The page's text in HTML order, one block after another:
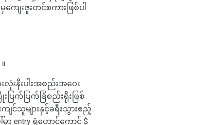
ျေးဇူးတင်စကားဖြစ်ပါ
လုံးနီးပါးအစည်းအဝေး
က်ပြက်ခြံစည်းရိုးဖြစ်
င်သူများနှင့်ခရီးသွားဧည့်
ာ entry ရုံဟောင်ကောင် $